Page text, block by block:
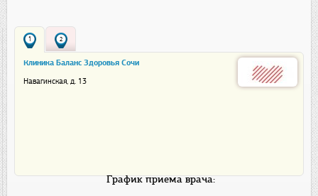
1 2
Клиника Баланс Здоровья Сочи
Навагинская, д. 13
График приема врача: